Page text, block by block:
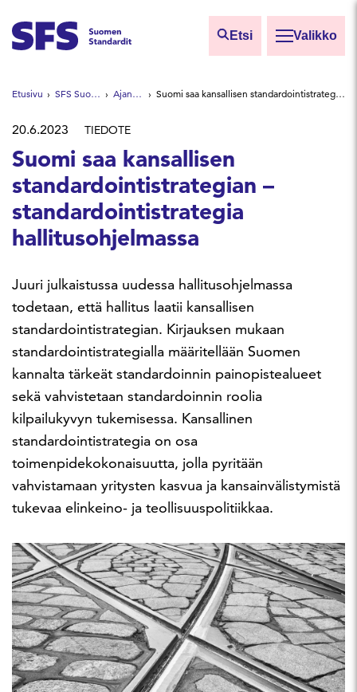
Etsi Valikko
Etsi sivuilta
Hae hakutermillä
Etusivu SFS Suomen Standardit Ajankohtaista Suomi saa kansallisen standardointistrategian – standardointistrategia hallitusohjelmassa
20.6.2023 TIEDOTE
Suomi saa kansallisen
standardointistrategian –
standardointistrategia
hallitusohjelmassa
Juuri julkaistussa uudessa hallitusohjelmassa
todetaan, että hallitus laatii kansallisen
standardointistrategian. Kirjauksen mukaan
standardointistrategialla määritellään Suomen
kannalta tärkeät standardoinnin painopistealueet
sekä vahvistetaan standardoinnin roolia
kilpailukyvyn tukemisessa. Kansallinen
standardointistrategia on osa
toimenpidekokonaisuutta, jolla pyritään
vahvistamaan yritysten kasvua ja kansainvälistymistä
tukevaa elinkeino- ja teollisuuspolitiikkaa.